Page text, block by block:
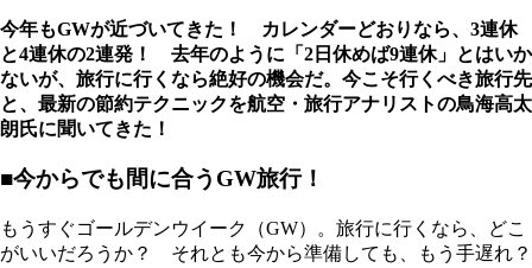
今年もGWが近づいてきた！ カレンダーどおりなら、3連休
と4連休の2連発！ 去年のように「2日休めば9連休」とはいか
ないが、旅行に行くなら絶好の機会だ。今こそ行くべき旅行先
と、最新の節約テクニックを航空・旅行アナリストの鳥海高太
朗氏に聞いてきた！
■今からでも間に合うGW旅行！
もうすぐゴールデンウイーク（GW）。旅行に行くなら、どこ
がいいだろうか？ それとも今から準備しても、もう手遅れ？